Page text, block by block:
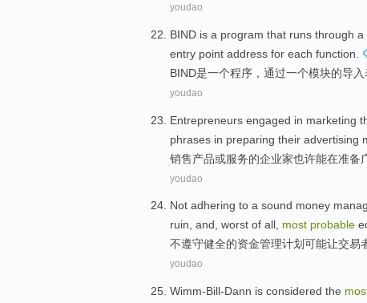
youdao
BIND is a program that runs through a
entry point address for each function
BIND是一个程序 ， 通过一个模块的导入
youdao
Entrepreneurs engaged in marketing
phrases in preparing their advertising
销售产品或服务的企业家也许能在准备
youdao
Not adhering to a sound money
ruin, and, worst of all, most probable
不遵守健全的资金管理计划可能让交易
youdao
Wimm-Bill-Dann is considered the